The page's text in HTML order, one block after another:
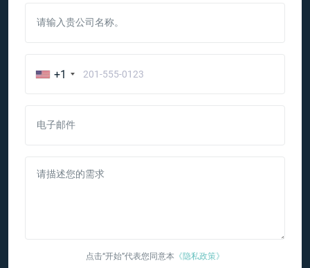
请输入贵公司名称。
+1
电子邮件
请描述您的需求
点击“开始”代表您同意本 《隐私政策》